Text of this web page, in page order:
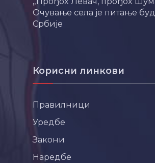
Очување села је питање
Србије
Корисни линкови
Правилници
Уредбе
Закони
Наредбе